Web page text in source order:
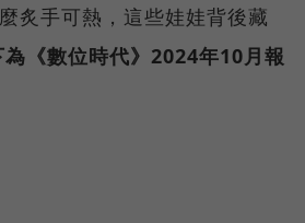
炙手可熱，這些娃娃背後藏
為《數位時代》2024年10月報